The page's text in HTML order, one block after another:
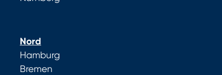
Nord
Hamburg
Bremen